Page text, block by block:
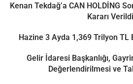
Kenan Tekdağ’a CAN HOLDİNG
Kararı Verildi
Hazine 3 Ayda 1,369 Trilyon TL
Gelir İdaresi Başkanlığı,
Değerlendirilmesi ve